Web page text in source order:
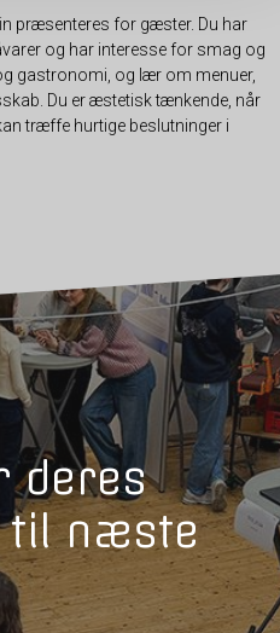
præsenteres for gæster. Du har
og har interesse for smag og
gastronomi, og lær om menuer,
Du er æstetisk tænkende, når
træffe hurtige beslutninger i
deres
til næste